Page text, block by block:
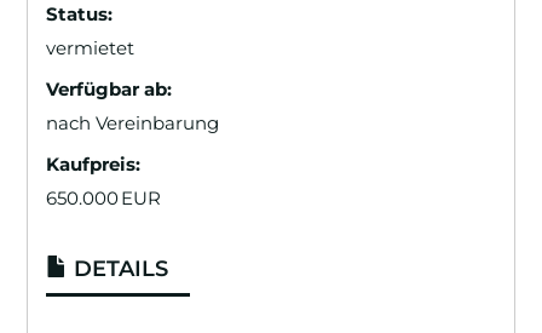
Status:
vermietet
Verfügbar ab:
nach Vereinbarung
Kaufpreis:
650.000 EUR
DETAILS